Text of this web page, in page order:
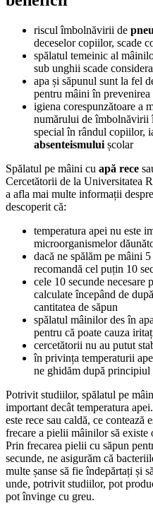
riscul îmbolnăvirii de
deceselor copiilor, scade
spălatul temeinic al
sub unghii scade
apa și săpunul sunt la fel
pentru mâini în prevenirea
igiena corespunzătoare a
numărului de îmbolnăvirii
special în rândul copiilor,
absenteismului școlar
Spălatul pe mâini cu apă rece
Cercetătorii de la Universitatea
a afla mai multe informații
descoperit că:
temperatura apei nu este
microorganismelor
dacă ne spălăm pe mâini
recomandă cel puțin 10
cele 10 secunde necesare
calculate începând de
cantitatea de săpun
spălatul mâinilor des în
pentru că poate cauza
cercetătorii nu au putut
în privința temperaturii
ne ghidăm după principiul
Potrivit studiilor, spălatul pe
important decât temperatura
este rece sau caldă, ce contează
frecare a pielii mâinilor să existe
Prin frecarea pielii cu săpun
secunde, ne asigurăm că
multe șanse să fie îndepărtați și
unde, potrivit studiilor, pot
pot învinge cu greu.